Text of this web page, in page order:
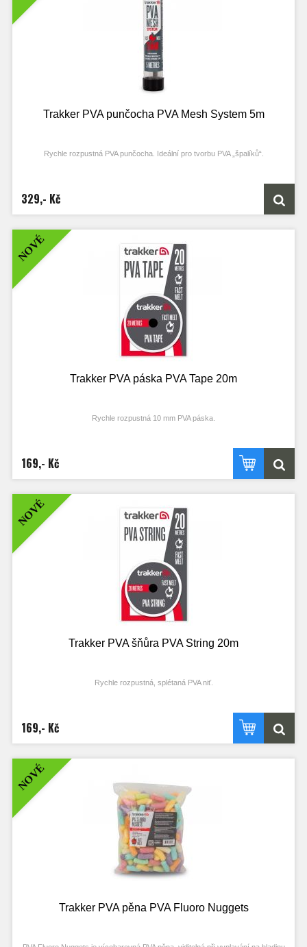
Trakker PVA punčocha PVA Mesh System 5m
Rychle rozpustná PVA punčocha. Ideální pro tvorbu PVA „špalíků“.
po rozpuštění zůstává po PVA minimální stopa a prakticky neutrální pH
dodáváno v uzavíratelné, skladovací tubě
Technické parametry
Velikost: 25 / 37 mm
Délka: 5 m
329,- Kč
NOVÉ
Trakker PVA páska PVA Tape 20m
Rychle rozpustná 10 mm PVA páska.
ideální pro vázání PVA sáčků, při tvorbě stringerů nebo pro samostatné
Délka: 20 m
169,- Kč
NOVÉ
Trakker PVA šňůra PVA String 20m
Rychle rozpustná, splétaná PVA niť.
ideální pro vázání PVA sáčků, při tvorbě stringerů nebo pro samostatné
169,- Kč
NOVÉ
Trakker PVA pěna PVA Fluoro Nuggets